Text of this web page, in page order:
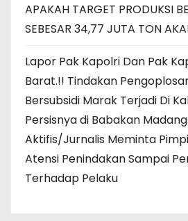
APAKAH TARGET PRODUKSI
SEBESAR 34,77 JUTA TON
Lapor Pak Kapolri Dan Pak
Barat.!! Tindakan
Bersubsidi Marak Terjadi Di
Persisnya di Babakan
Aktifis/Jurnalis Meminta
Atensi Penindakan Sampai
Terhadap Pelaku